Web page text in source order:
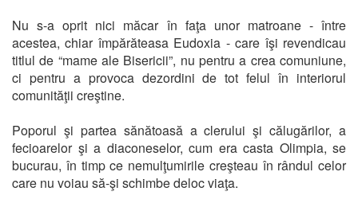
Nu s-a oprit nici măcar în faţa unor matroane - între
acestea, chiar împărăteasa Eudoxia - care îşi revendicau
titlul de “mame ale Bisericii”, nu pentru a crea comuniune,
ci pentru a provoca dezordini de tot felul în interiorul
comunităţii creştine.
Poporul şi partea sănătoasă a clerului şi călugărilor, a
fecioarelor şi a diaconeselor, cum era casta Olimpia, se
bucurau, în timp ce nemulţumirile creşteau în rândul celor
care nu voiau să-şi schimbe deloc viaţa.